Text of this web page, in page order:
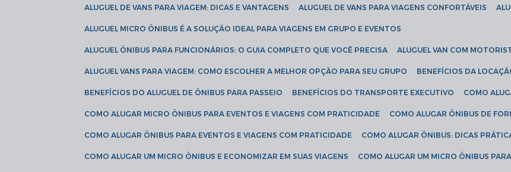
ALUGUEL DE VANS PARA VIAGEM: DICAS E VANTAGENS ALUGUEL DE VANS PARA VIAGENS CONFORTÁVEIS
ALUGUEL MICRO ÔNIBUS É A SOLUÇÃO IDEAL PARA VIAGENS EM GRUPO E EVENTOS
ALUGUEL ÔNIBUS PARA FUNCIONÁRIOS: O GUIA COMPLETO QUE VOCÊ PRECISA ALUGUEL VAN COM
ALUGUEL VANS PARA VIAGEM: COMO ESCOLHER A MELHOR OPÇÃO PARA SEU GRUPO BENEFÍCIOS DA
BENEFÍCIOS DO ALUGUEL DE ÔNIBUS PARA PASSEIO BENEFÍCIOS DO TRANSPORTE EXECUTIVO COMO
COMO ALUGAR MICRO ÔNIBUS PARA EVENTOS E VIAGENS COM PRATICIDADE COMO ALUGAR ÔNIBUS DE
COMO ALUGAR ÔNIBUS PARA EVENTOS E VIAGENS COM PRATICIDADE COMO ALUGAR ÔNIBUS: DICAS
COMO ALUGAR UM MICRO ÔNIBUS E ECONOMIZAR EM SUAS VIAGENS COMO ALUGAR UM MICRO ÔNIBUS